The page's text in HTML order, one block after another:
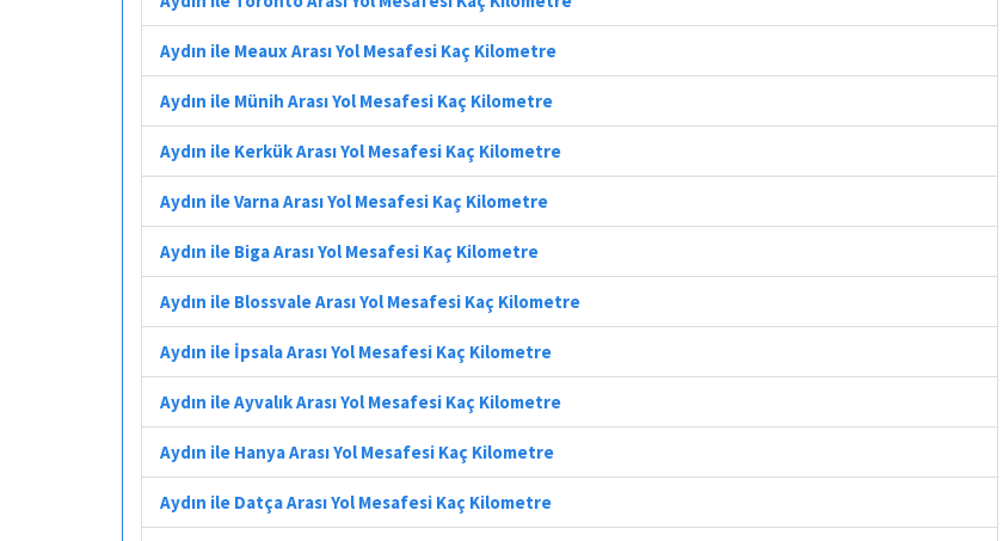
Aydın ile Meaux Arası Yol Mesafesi Kaç Kilometre
Aydın ile Münih Arası Yol Mesafesi Kaç Kilometre
Aydın ile Kerkük Arası Yol Mesafesi Kaç Kilometre
Aydın ile Varna Arası Yol Mesafesi Kaç Kilometre
Aydın ile Biga Arası Yol Mesafesi Kaç Kilometre
Aydın ile Blossvale Arası Yol Mesafesi Kaç Kilometre
Aydın ile İpsala Arası Yol Mesafesi Kaç Kilometre
Aydın ile Ayvalık Arası Yol Mesafesi Kaç Kilometre
Aydın ile Hanya Arası Yol Mesafesi Kaç Kilometre
Aydın ile Datça Arası Yol Mesafesi Kaç Kilometre